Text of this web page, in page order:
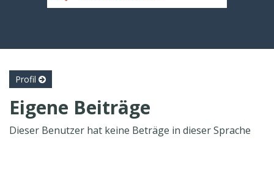
Profil
Eigene Beiträge
Dieser Benutzer hat keine Beträge in dieser Sprache